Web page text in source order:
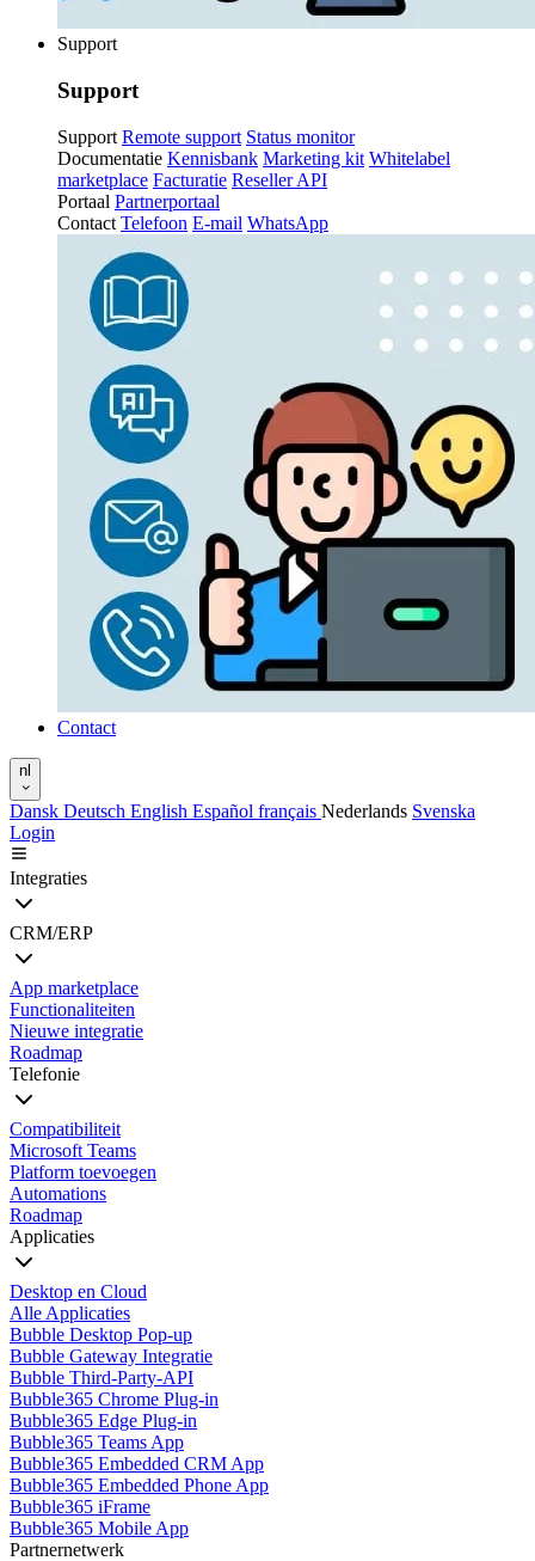
Support
Support
Support Remote support Status monitor
Documentatie Kennisbank Marketing kit Whitelabel
marketplace Facturatie Reseller API
Portaal Partnerportaal
Contact Telefoon E-mail WhatsApp
Contact
nl
Dansk Deutsch English Español français Nederlands Svenska
Login
Integraties
CRM/ERP
App marketplace
Functionaliteiten
Nieuwe integratie
Roadmap
Telefonie
Compatibiliteit
Microsoft Teams
Platform toevoegen
Automations
Roadmap
Applicaties
Desktop en Cloud
Alle Applicaties
Bubble Desktop Pop-up
Bubble Gateway Integratie
Bubble Third-Party-API
Bubble365 Chrome Plug-in
Bubble365 Edge Plug-in
Bubble365 Teams App
Bubble365 Embedded CRM App
Bubble365 Embedded Phone App
Bubble365 iFrame
Bubble365 Mobile App
Partnernetwerk